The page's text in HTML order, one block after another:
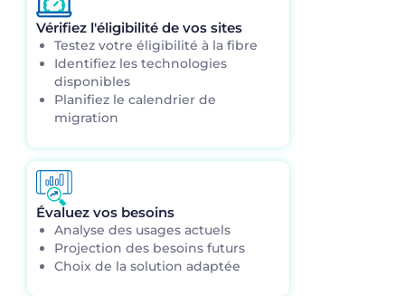
Vérifiez l'éligibilité de vos sites
Testez votre éligibilité à la fibre
Identifiez les technologies
disponibles
Planifiez le calendrier de
migration
Évaluez vos besoins
Analyse des usages actuels
Projection des besoins futurs
Choix de la solution adaptée